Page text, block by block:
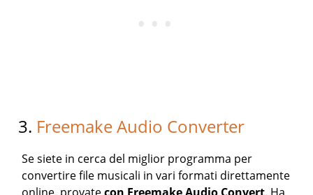
3. Freemake Audio Converter
Se siete in cerca del miglior programma per
convertire file musicali in vari formati direttamente